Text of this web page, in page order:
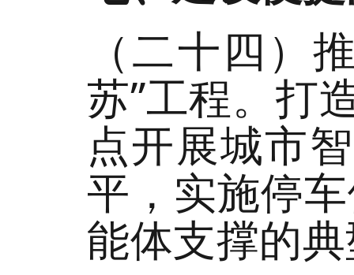
（二十四）
苏”工程。打
点开展城市
平，实施停
能体支撑的